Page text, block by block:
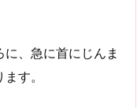
、急に首にじんま
す。